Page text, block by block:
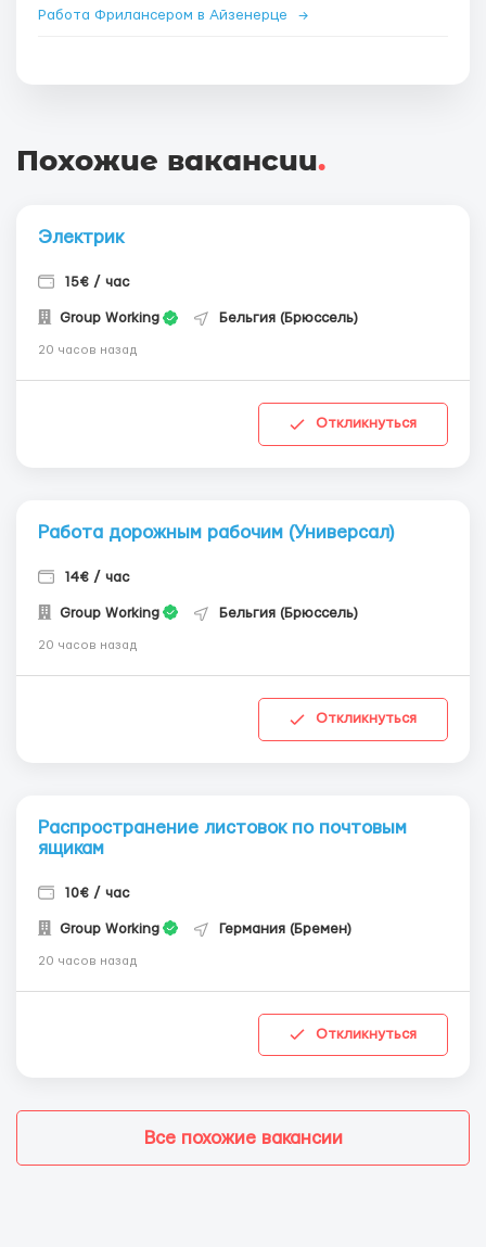
Работа Фрилансером в Айзенерце →
Похожие вакансии.
Электрик
15€ / час
Group Working Бельгия (Брюссель)
20 часов назад
Откликнуться
Работа дорожным рабочим (Универсал)
14€ / час
Group Working Бельгия (Брюссель)
20 часов назад
Откликнуться
Распространение листовок по почтовым
ящикам
10€ / час
Group Working Германия (Бремен)
20 часов назад
Откликнуться
Все похожие вакансии